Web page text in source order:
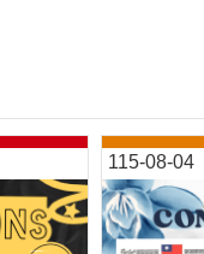
115-08-04